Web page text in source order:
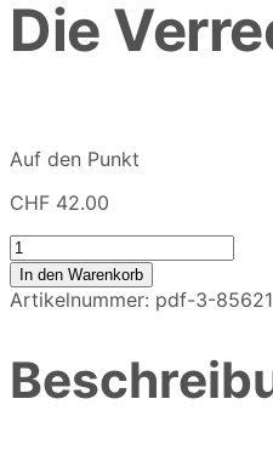
Die
Auf den Punkt
CHF 42.00
Die
Verrechnungssteuer
in
(E-
Book)
In den Warenkorb
Artikelnummer: pdf-3-